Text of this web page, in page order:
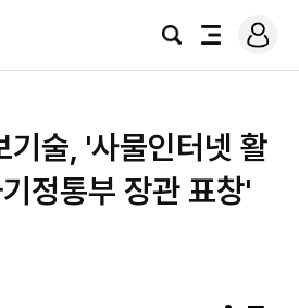
검
전
로
그
술, '사물인터넷 활
정통부 장관 표창'